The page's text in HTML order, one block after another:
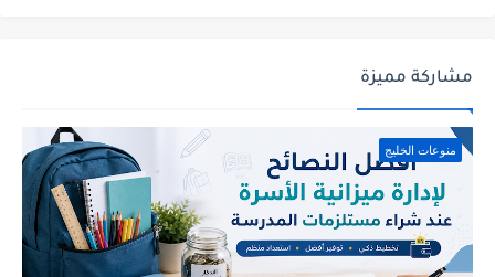
مشاركة مميزة
منوعات الخليج